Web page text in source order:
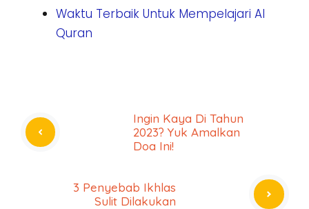
Waktu Terbaik Untuk Mempelajari Al
Quran
Ingin Kaya Di Tahun
2023? Yuk Amalkan
Doa Ini!
3 Penyebab Ikhlas
Sulit Dilakukan